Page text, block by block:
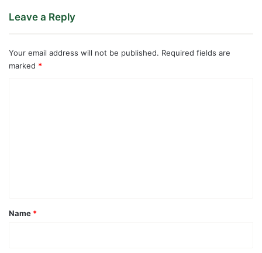
Leave a Reply
Your email address will not be published. Required fields are
marked *
*
Name *